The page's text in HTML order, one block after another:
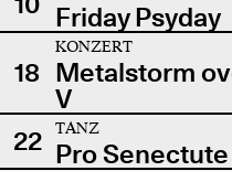
Friday Psyday
18
KONZERT
Metalstorm
V
22
TANZ
Pro